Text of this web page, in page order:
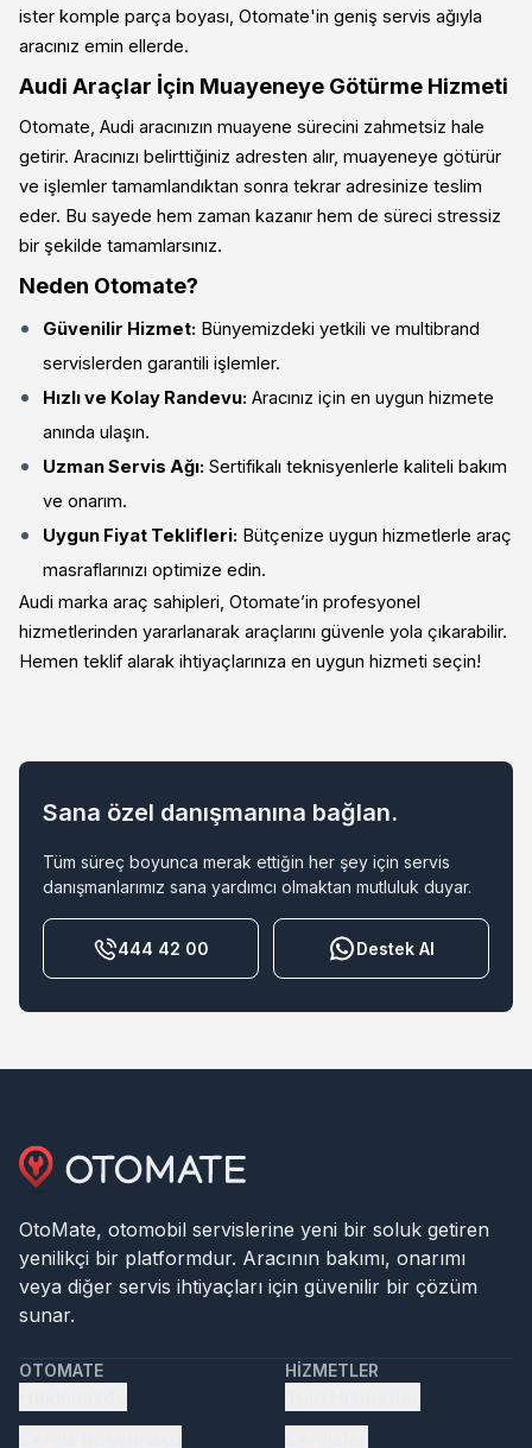
ister komple parça boyası, Otomate'in geniş servis ağıyla
aracınız emin ellerde.
Audi Araçlar İçin Muayeneye Götürme Hizmeti
Otomate, Audi aracınızın muayene sürecini zahmetsiz hale
getirir. Aracınızı belirttiğiniz adresten alır, muayeneye götürür
ve işlemler tamamlandıktan sonra tekrar adresinize teslim
eder. Bu sayede hem zaman kazanır hem de süreci stressiz
bir şekilde tamamlarsınız.
Neden Otomate?
Güvenilir Hizmet: Bünyemizdeki yetkili ve multibrand
servislerden garantili işlemler.
Hızlı ve Kolay Randevu: Aracınız için en uygun hizmete
anında ulaşın.
Uzman Servis Ağı: Sertifikalı teknisyenlerle kaliteli bakım
ve onarım.
Uygun Fiyat Teklifleri: Bütçenize uygun hizmetlerle araç
masraflarınızı optimize edin.
Audi marka araç sahipleri, Otomate’in profesyonel
hizmetlerinden yararlanarak araçlarını güvenle yola çıkarabilir.
Hemen teklif alarak ihtiyaçlarınıza en uygun hizmeti seçin!
Sana özel danışmanına bağlan.
Tüm süreç boyunca merak ettiğin her şey için servis
danışmanlarımız sana yardımcı olmaktan mutluluk duyar.
444 42 00 Destek Al
OtoMate, otomobil servislerine yeni bir soluk getiren
yenilikçi bir platformdur. Aracının bakımı, onarımı
veya diğer servis ihtiyaçları için güvenilir bir çözüm
sunar.
OTOMATE HIZMETLER